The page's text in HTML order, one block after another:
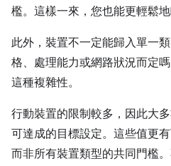
檻。這樣一來，您也能更輕鬆地
此外，裝置不一定能歸入單一
格、處理能力或網路狀況而定
這種複雜性。
行動裝置的限制較多，因此大
可達成的目標設定。這些值更
而非所有裝置類型的共同門檻